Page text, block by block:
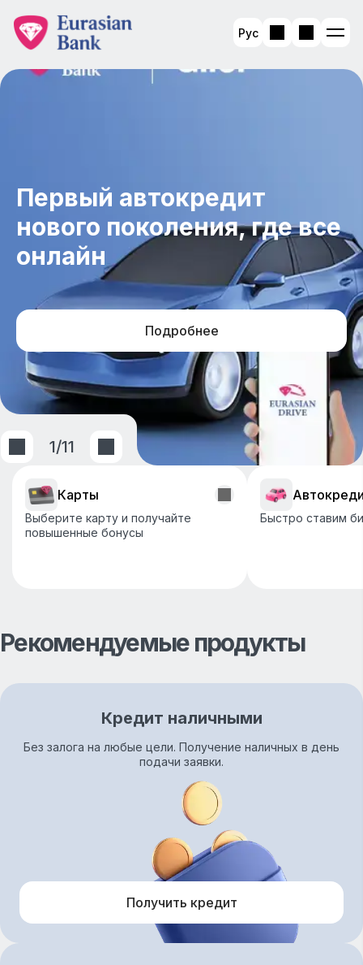
Рус
Первый автокредит
нового поколения, где все
онлайн
Подробнее
1/11
Карты
Выберите карту и получайте
повышенные бонусы
Быстро ставим
Рекомендуемые продукты
Кредит наличными
Без залога на любые цели. Получение наличных в день
подачи заявки.
Получить кредит